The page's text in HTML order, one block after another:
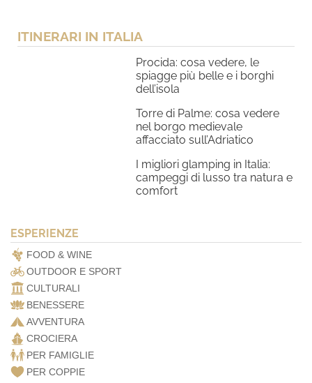
ITINERARI IN ITALIA
Procida: cosa vedere, le
spiagge più belle e i borghi
dell’isola
Torre di Palme: cosa vedere
nel borgo medievale
affacciato sull’Adriatico
I migliori glamping in Italia:
campeggi di lusso tra natura e
comfort
ESPERIENZE
FOOD & WINE
OUTDOOR E SPORT
CULTURALI
BENESSERE
AVVENTURA
CROCIERA
PER FAMIGLIE
PER COPPIE